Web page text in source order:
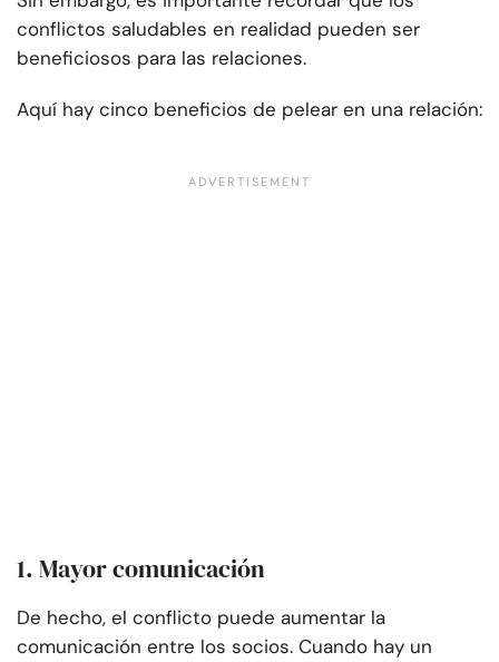
conflictos saludables en realidad pueden ser
beneficiosos para las relaciones.
Aquí hay cinco beneficios de pelear en una relación:
1. Mayor comunicación
De hecho, el conflicto puede aumentar la
comunicación entre los socios. Cuando hay un